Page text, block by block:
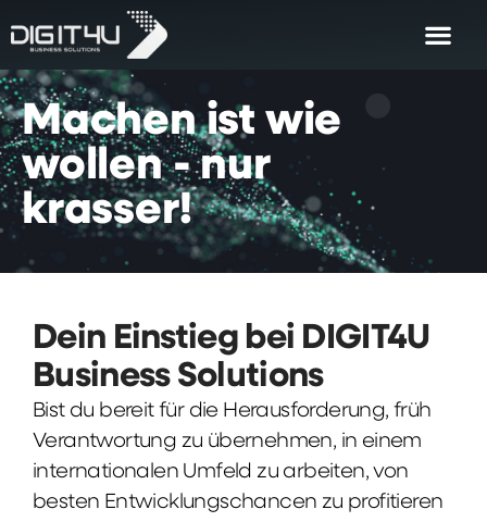
Machen ist wie
wollen - nur
krasser!
Dein Einstieg bei DIGIT4U
Business Solutions
Bist du bereit für die Herausforderung, früh
Verantwortung zu übernehmen, in einem
internationalen Umfeld zu arbeiten, von
besten Entwicklungschancen zu profitieren